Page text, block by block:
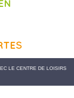
LE CENTRE DE LOISIRS